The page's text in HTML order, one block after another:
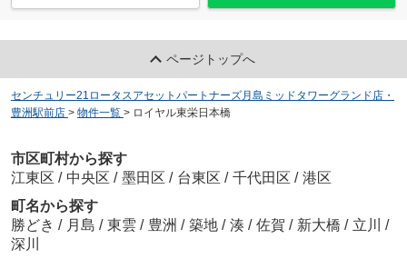
ページトップへ
センチュリー21ロータスアセットパートナーズ月島ミッドタワーグランド店・
豊洲駅前店 > 物件一覧 > ロイヤル東栄日本橋
市区町村から探す
江東区 / 中央区 / 墨田区 / 台東区 / 千代田区 / 港区
町名から探す
勝どき / 月島 / 東雲 / 豊洲 / 築地 / 湊 / 佐賀 / 新大橋 / 立川 /
深川